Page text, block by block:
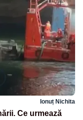
Ionuț Nichita
Ce urmează